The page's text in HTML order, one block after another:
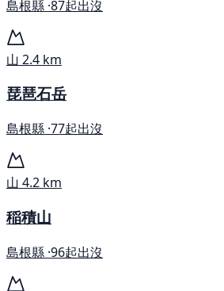
島根縣 ·87起出沒
山 2.4 km
琵琶石岳
島根縣 ·77起出沒
山 4.2 km
稲積山
島根縣 ·96起出沒